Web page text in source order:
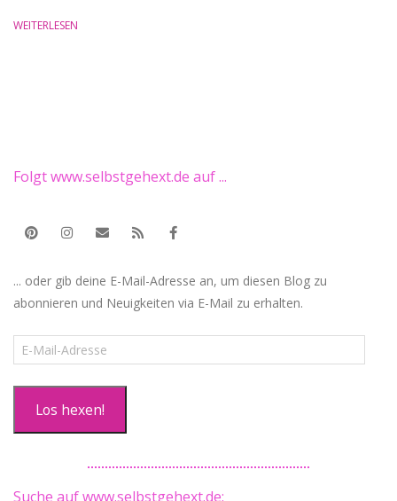
WEITERLESEN
Folgt www.selbstgehext.de auf ...
... oder gib deine E-Mail-Adresse an, um diesen Blog zu
abonnieren und Neuigkeiten via E-Mail zu erhalten.
E-
Mail-
Los hexen!
Suche auf www.selbstgehext.de: